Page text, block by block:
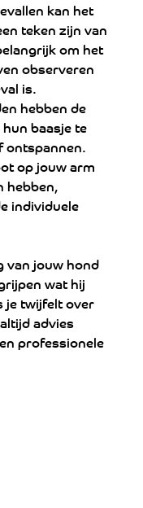
kan het
teken zijn van
om het
observeren
is.
hebben de
baasje te
ontspannen.
op jouw arm
hebben,
individuele
van jouw hond
wat hij
je twijfelt over
advies
professionele